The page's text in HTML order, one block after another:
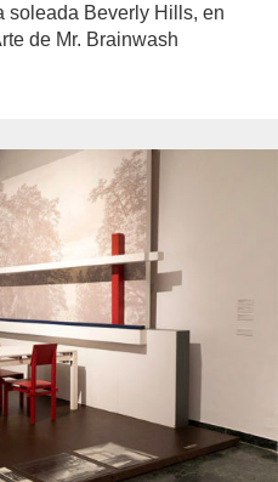
soleada Beverly Hills, en
de Mr. Brainwash